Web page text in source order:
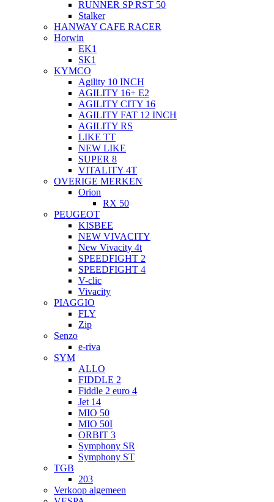
RUNNER SP RST 50
Stalker
HANWAY CAFE RACER
Horwin
EK1
SK1
KYMCO
Agility 10 INCH
AGILITY 16+ E2
AGILITY CITY 16
AGILITY FAT 12 INCH
AGILITY RS
LIKE TT
NEW LIKE
SUPER 8
VITALITY 4T
OVERIGE MERKEN
Orion
RX 50
PEUGEOT
KISBEE
NEW VIVACITY
New Vivacity 4t
SPEEDFIGHT 2
SPEEDFIGHT 4
V-clic
Vivacity
PIAGGIO
FLY
Zip
Senzo
e-riva
SYM
ALLO
FIDDLE 2
Fiddle 2 euro 4
Jet 14
MIO 50
MIO 50I
ORBIT 3
Symphony SR
Symphony ST
TGB
203
Verkoop algemeen